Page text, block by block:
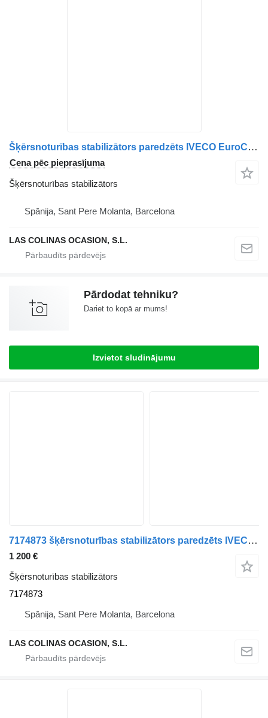
Šķērsnoturības stabilizātors paredzēts IVECO EuroCargo 05.03 -> kravas automašīnas
Cena pēc pieprasījuma
Šķērsnoturības stabilizātors
Spānija, Sant Pere Molanta, Barcelona
LAS COLINAS OCASION, S.L.
Pārdodat tehniku?
Dariet to kopā ar mums!
Izvietot sludinājumu
7174873 šķērsnoturības stabilizātors paredzēts IVECO EuroCargo kravas automašīnas
1 200 €
Šķērsnoturības stabilizātors
7174873
Spānija, Sant Pere Molanta, Barcelona
LAS COLINAS OCASION, S.L.